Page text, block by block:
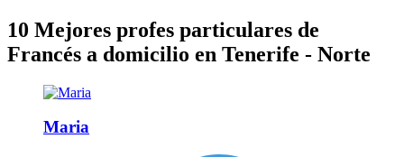
10 Mejores profes particulares de
Francés a domicilio en Tenerife - Norte
Maria